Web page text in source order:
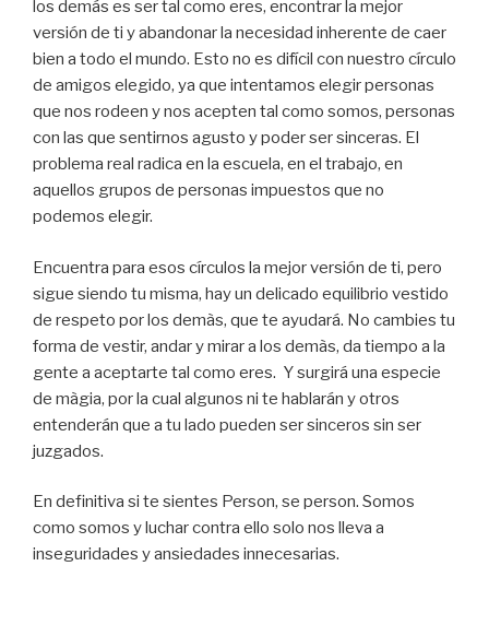
los demás es ser tal como eres, encontrar la mejor
versión de ti y abandonar la necesidad inherente de caer
bien a todo el mundo. Esto no es difícil con nuestro círculo
de amigos elegido, ya que intentamos elegir personas
que nos rodeen y nos acepten tal como somos, personas
con las que sentirnos agusto y poder ser sinceras. El
problema real radica en la escuela, en el trabajo, en
aquellos grupos de personas impuestos que no
podemos elegir.
Encuentra para esos círculos la mejor versión de ti, pero
sigue siendo tu misma, hay un delicado equilibrio vestido
de respeto por los demàs, que te ayudará. No cambies tu
forma de vestir, andar y mirar a los demàs, da tiempo a la
gente a aceptarte tal como eres. Y surgirá una especie
de màgia, por la cual algunos ni te hablarán y otros
entenderán que a tu lado pueden ser sinceros sin ser
juzgados.
En definitiva si te sientes Person, se person. Somos
como somos y luchar contra ello solo nos lleva a
inseguridades y ansiedades innecesarias.